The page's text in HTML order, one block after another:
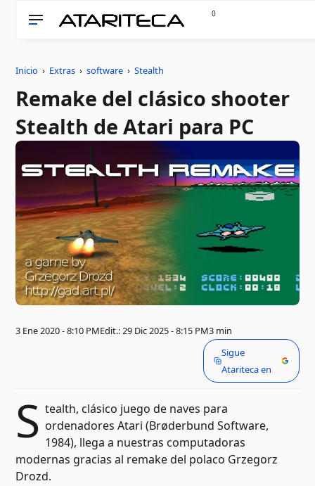
0
Inicio › Extras ›software ›Stealth
Remake del clásico shooter
Stealth de Atari para PC
3 Ene 2020 - 8:10 PMEdit.: 29 Dic 2025 - 8:15 PM3 min
Sigue
Atariteca en
S tealth, clásico juego de naves para
ordenadores Atari (Brøderbund Software,
1984), llega a nuestras computadoras
modernas gracias al remake del polaco Grzegorz
Drozd.